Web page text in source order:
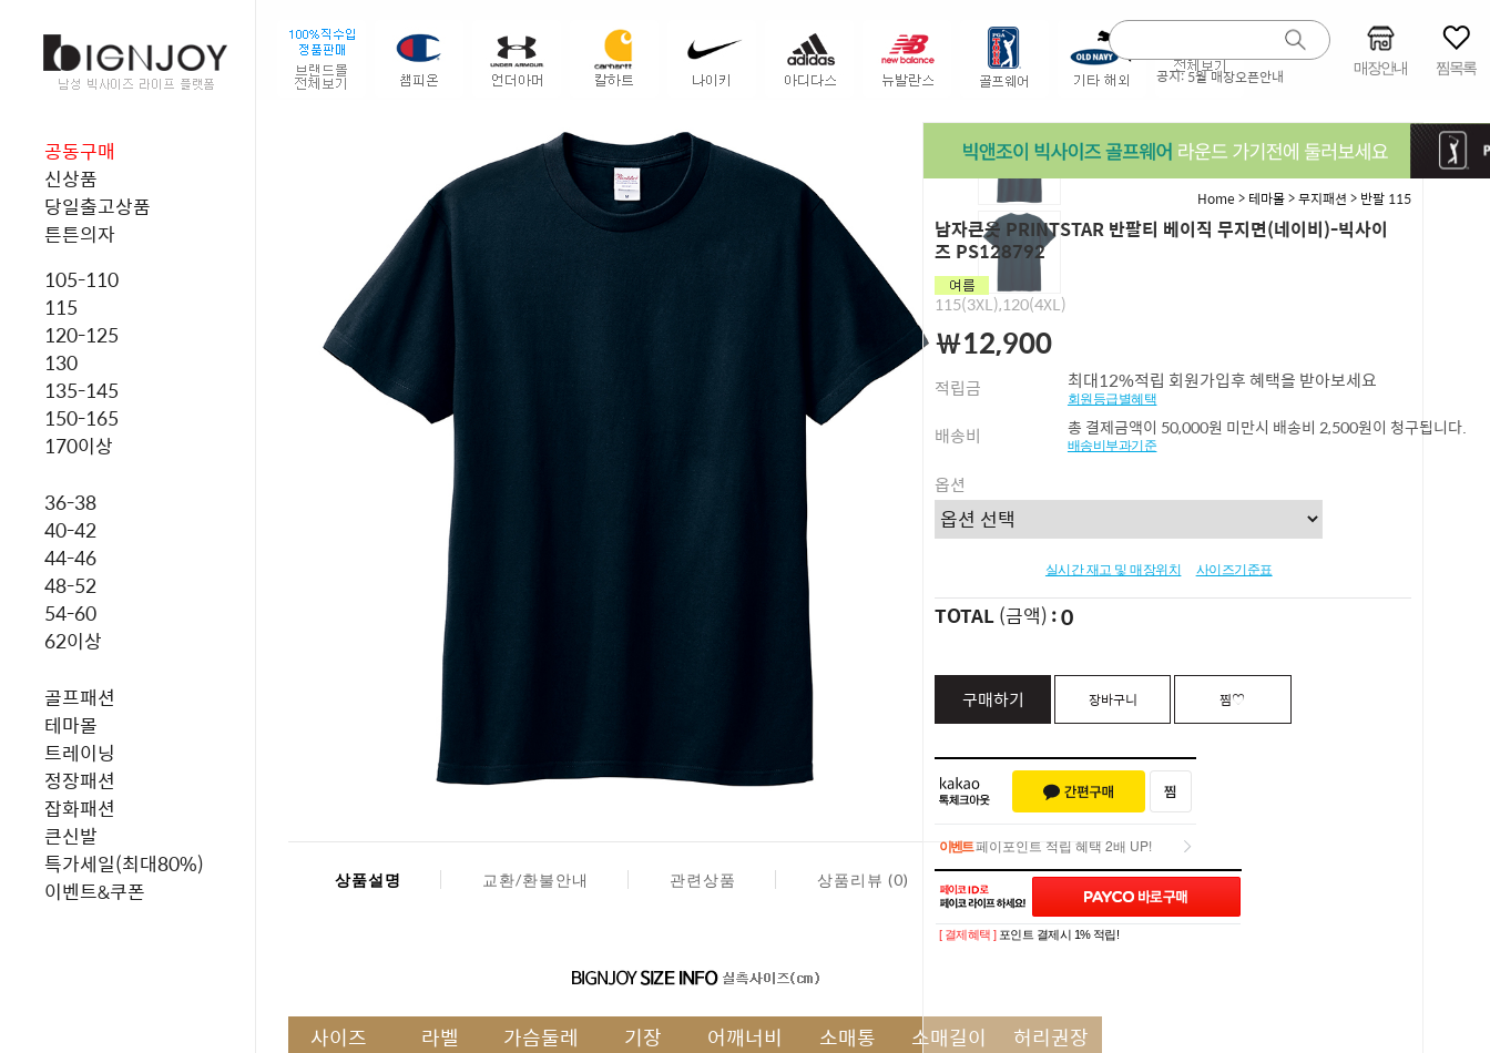
공지:5월 매장오픈안내 매장안내 찜목록
공동구매
신상품
당일출고상품
튼튼의자
105-110
115
120-125
130
135-145
150-165
170이상
36-38
40-42
44-46
48-52
54-60
62이상
골프패션
테마몰
트레이닝
정장패션
잡화패션
큰신발
특가세일(최대80%)
이벤트&쿠폰
Home> 테마몰>무지패션 > 반팔 115
남자큰옷 PRINTSTAR 반팔티 베이직 무지면(네이비)-빅사이
즈 PS128792
115(3XL),120(4XL)
￦12,900
적립금 최대12%적립 회원가입후 혜택을 받아보세요
회원등급별혜택
배송비 총 결제금액이 50,000원 미만시 배송비 2,500원이 청구됩니다.
배송비부과기준
옵션
실시간 재고 및 매장위치 사이즈기준표
TOTAL(금액) 0
구매하기 장바구니 찜♡
이벤트페이포인트 적립 혜택 2배 UP!
이벤트페이포인트 적립 혜택 2배 UP!
[ 결제혜택 ] 포인트 결제시 1% 적립!
상품설명 교환/환불안내 관련상품 상품리뷰 (0) Q&A (0)
사이즈 라벨 가슴둘레 기장 어깨너비 소매통 소매길이 허리권장